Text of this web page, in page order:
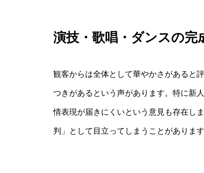
演技・歌唱・ダンスの完
観客からは全体として華やかさがあると
つきがあるという声があります。特に新
情表現が届きにくいという意見も存在し
判」として目立ってしまうことがあります